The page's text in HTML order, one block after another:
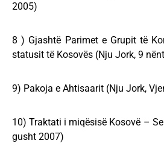
2005)
8 ) Gjashtë Parimet e Grupit të
statusit të Kosovës (Nju Jork, 9
9) Pakoja e Ahtisaarit (Nju Jork,
10) Traktati i miqësisë Kosovë –
gusht 2007)